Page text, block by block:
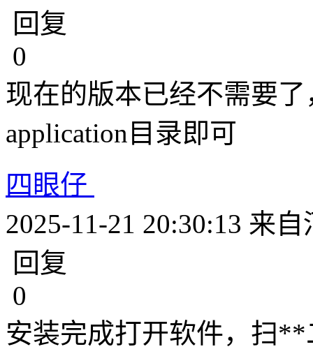
回复
0
现在的版本已经不需要
application目录即可
四眼仔
2025-11-21 20:30:13 来自
回复
0
安装完成打开软件，扫